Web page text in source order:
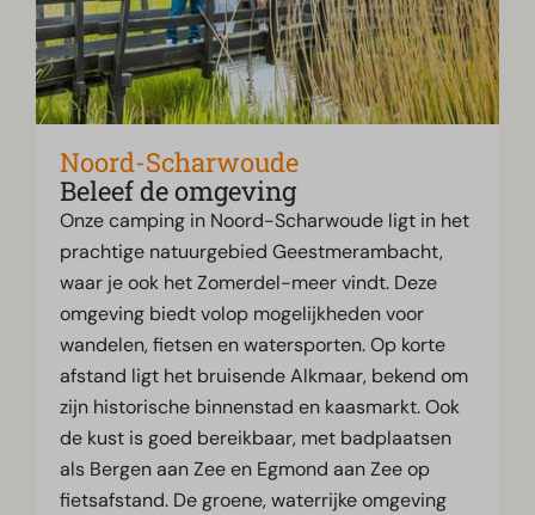
Noord-Scharwoude
Beleef de omgeving
Onze camping in Noord-Scharwoude ligt in het
prachtige natuurgebied Geestmerambacht,
waar je ook het Zomerdel-meer vindt. Deze
omgeving biedt volop mogelijkheden voor
wandelen, fietsen en watersporten. Op korte
afstand ligt het bruisende Alkmaar, bekend om
zijn historische binnenstad en kaasmarkt. Ook
de kust is goed bereikbaar, met badplaatsen
als Bergen aan Zee en Egmond aan Zee op
fietsafstand. De groene, waterrijke omgeving